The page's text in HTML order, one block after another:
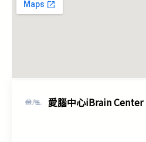
愛腦中心iBrain Center